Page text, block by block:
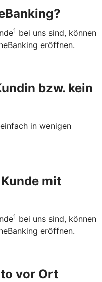
1 bei uns sind, können
eröffnen.
bzw. kein
in wenigen
mit
1 bei uns sind, können
eröffnen.
vor Ort